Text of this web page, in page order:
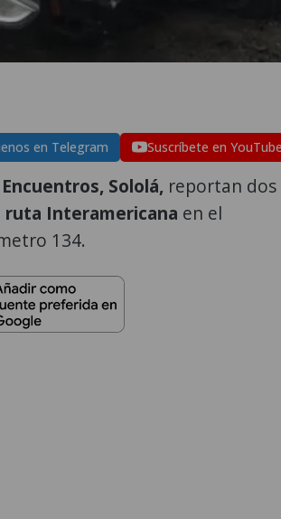
en Telegram Suscríbete en
Sololá, reportan dos
ruta Interamericana en el
134.